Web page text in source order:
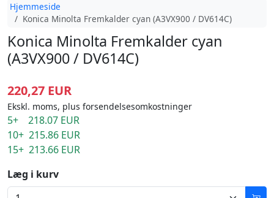
Hjemmeside
Konica Minolta Fremkalder cyan (A3VX900 / DV614C)
Konica Minolta Fremkalder cyan
(A3VX900 / DV614C)
220,27 EUR
Ekskl. moms, plus forsendelsesomkostninger
5+ 218.07 EUR
10+ 215.86 EUR
15+ 213.66 EUR
Læg i kurv